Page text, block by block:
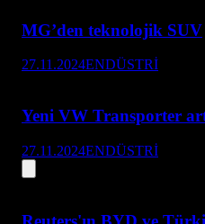
MG’den teknolojik SUV
27.11.2024ENDÜSTRİ
Yeni VW Transporter
27.11.2024ENDÜSTRİ